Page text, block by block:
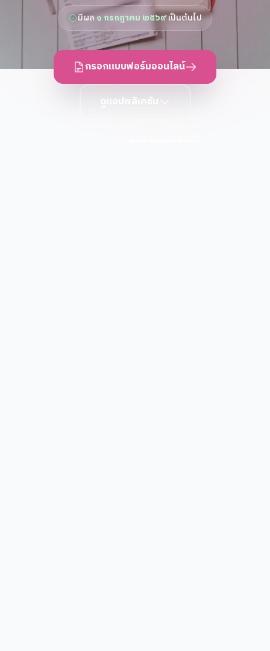
มีผล๑ กรกฎาคม ๒๕๖๙เป็นต้นไป
กรอกแบบฟอร์มออนไลน์
ดูแอปพลิเคชัน